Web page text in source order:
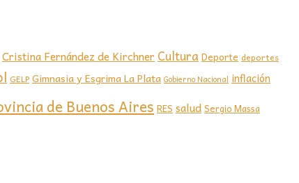
Cristina Fernández de Kirchner Cultura Deporte deportes
GELP Gimnasia y Esgrima La Plata Gobierno Nacional inflación
de Buenos Aires RES saludSergio Massa